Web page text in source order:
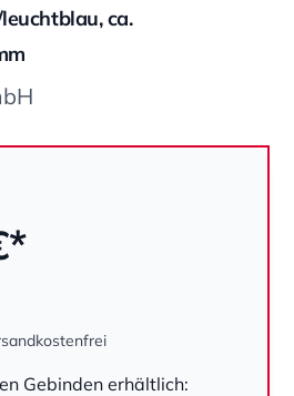
ca.
Gebinden erhältlich: